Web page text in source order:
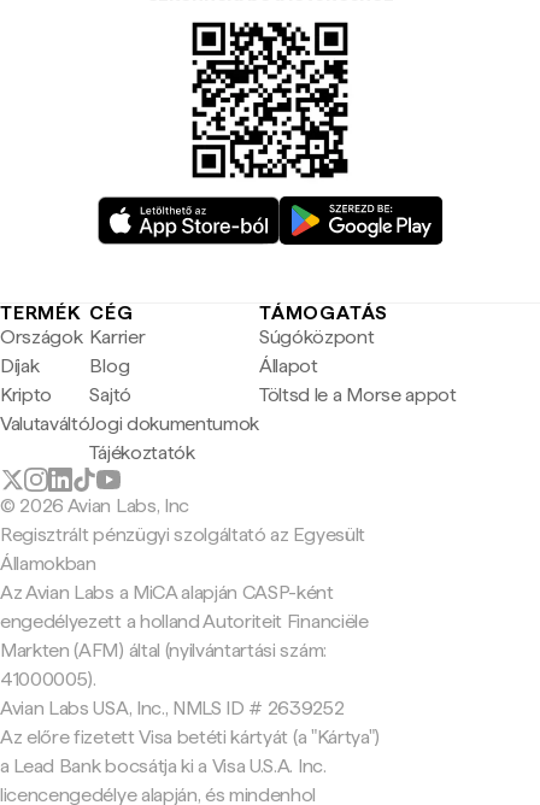
TERMÉK
Országok
Díjak
Kripto
Valutaváltó
CÉG
Karrier
Blog
Sajtó
Jogi dokumentumok
Tájékoztatók
TÁMOGATÁS
Súgóközpont
Állapot
Töltsd le a Morse appot
© 2026 Avian Labs, Inc
Regisztrált pénzügyi szolgáltató az Egyesült
Államokban
Az Avian Labs a MiCA alapján CASP-ként
engedélyezett a holland Autoriteit Financiële
Markten (AFM) által (nyilvántartási szám:
41000005).
Avian Labs USA, Inc., NMLS ID # 2639252
Az előre fizetett Visa betéti kártyát (a "Kártya")
a Lead Bank bocsátja ki a Visa U.S.A. Inc.
licencengedélye alapján, és mindenhol